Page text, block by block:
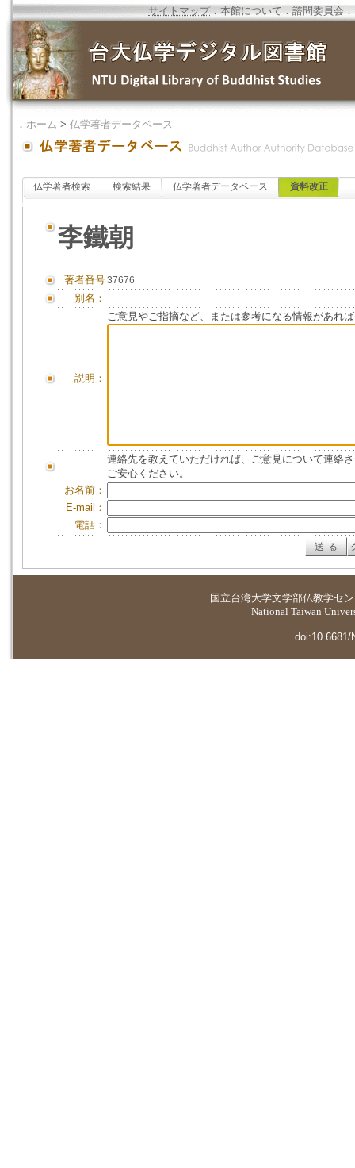
サイトマップ．本館について ．諮問委員会 ．
． ホーム > 仏学著者データベース
仏学著者検索 検索結果 仏学著者データベース 資料改正
李鐵朝
著者番号37676
別名：
説明：
ご意見やご指摘など、または参考になる情報があれ
連絡先を教えていただければ、ご意見について連絡
ご安心ください。
お名前：
E-mail：
電話：
国立台湾大学文学部仏教学セ
National Taiwan
doi:10.6681/